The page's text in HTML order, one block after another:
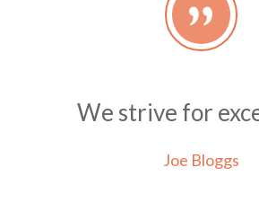
We strive for
Joe Bloggs